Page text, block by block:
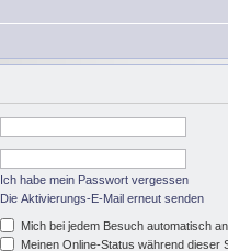
Ich habe mein Passwort vergessen
Die Aktivierungs-E-Mail erneut senden
Mich bei jedem Besuch automatisch
Meinen Online-Status während dieser